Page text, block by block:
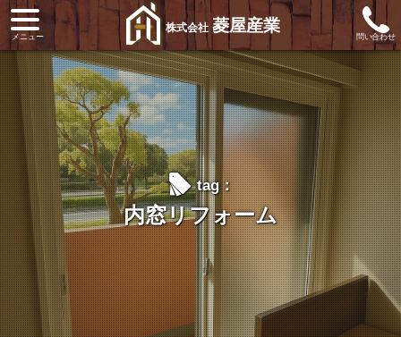
株式会社 菱屋産業
ltag：
内窓リフォーム